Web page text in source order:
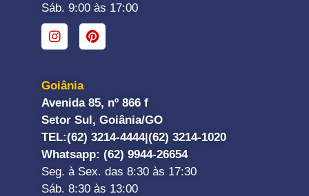
Sáb. 9:00 às 17:00
Goiânia
Avenida 85, nº 866 f
Setor Sul, Goiânia/GO
TEL:(62) 3214-4444|(62) 3214-1020
Whatsapp: (62) 9944-26654
Seg. à Sex. das 8:30 às 17:30
Sáb. 8:30 às 13:00